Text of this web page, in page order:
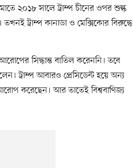
২০১৮ সালে ট্রাম্প চীনের ওপর শুল্ক
তখনই ট্রাম্প কানাডা ও মেক্সিকোর বিরুদ্ধে
সিদ্ধান্ত বাতিল করেননি। তবে
ট্রাম্প আবারও প্রেসিডেন্ট হয়ে অন্য
করেছেন। আর তাতেই বিশ্ববাণিজ্য